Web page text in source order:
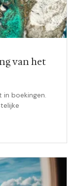
van het
boekingen.
en wat je er